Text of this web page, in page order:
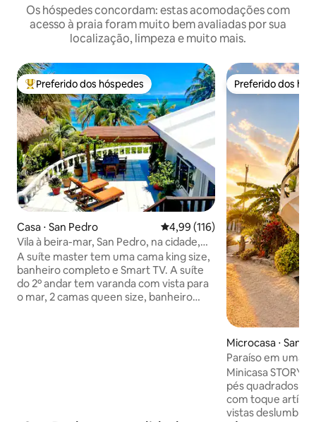
Os hóspedes concordam: estas acomodações com
acesso à praia foram muito bem avaliadas por sua
localização, limpeza e muito mais.
Entre os melhores preferidos dos hóspedes
Preferido dos hóspedes
Casa ⋅ San Pedro 4,99 de uma avaliação média de
4,99 (116)
Vila à beira-mar, San Pedro, na cidade,
casa dos sonhos
A suíte master tem uma cama king size,
banheiro completo e Smart TV. A suíte
do 2º andar tem varanda com vista para
o mar, 2 camas queen size, banheiro
Preferido dos
Preferido dos
Microcasa ⋅ San
Paraíso em uma
romântica à
Minicasa
pés quadrados de
com toque
vistas